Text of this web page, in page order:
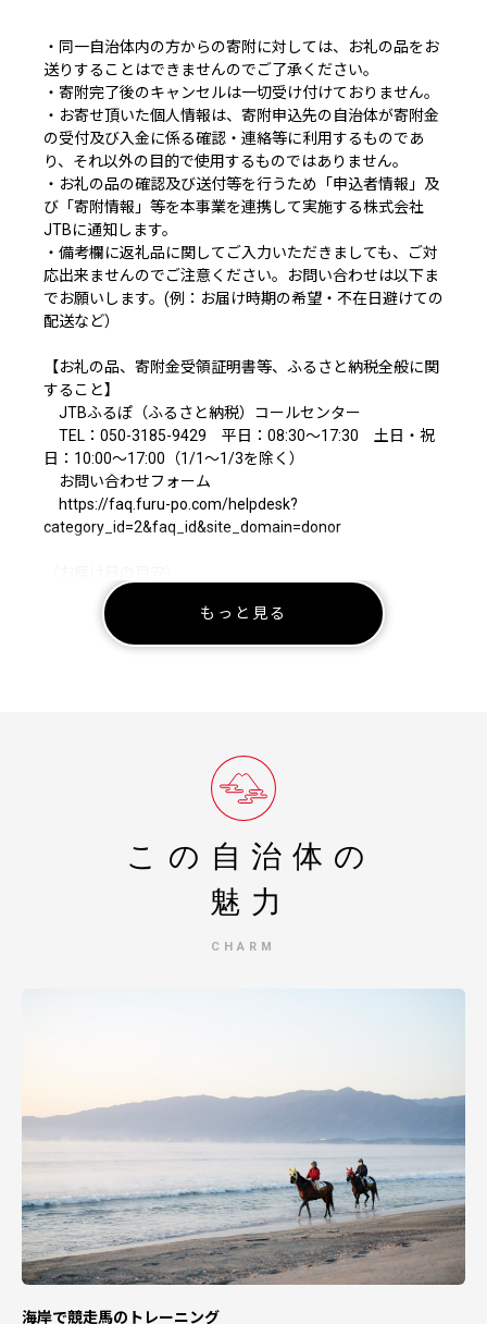
・同一自治体内の方からの寄附に対しては、お礼の品をお
送りすることはできませんのでご了承ください。
・寄附完了後のキャンセルは一切受け付けておりません。
・お寄せ頂いた個人情報は、寄附申込先の自治体が寄附金
の受付及び入金に係る確認・連絡等に利用するものであ
り、それ以外の目的で使用するものではありません。
・お礼の品の確認及び送付等を行うため「申込者情報」及
び「寄附情報」等を本事業を連携して実施する株式会社
JTBに通知します。
・備考欄に返礼品に関してご入力いただきましても、ご対
応出来ませんのでご注意ください。お問い合わせは以下ま
でお願いします。(例：お届け時期の希望・不在日避けての
配送など）
【お礼の品、寄附金受領証明書等、ふるさと納税全般に関
すること】
JTBふるぽ（ふるさと納税）コールセンター
TEL：050-3185-9429 平日：08:30～17:30 土日・祝
日：10:00～17:00（1/1～1/3を除く）
お問い合わせフォーム
https://faq.furu-po.com/helpdesk?
category_id=2&faq_id&site_domain=donor
※寄附金受領証明書：寄附日から概ね２週間後にお届けし
（ゴールデンウィーク、お盆、年末年始などの大型連休の
もっと見る
この自治体の
魅力
CHARM
海岸で競走馬のトレーニング